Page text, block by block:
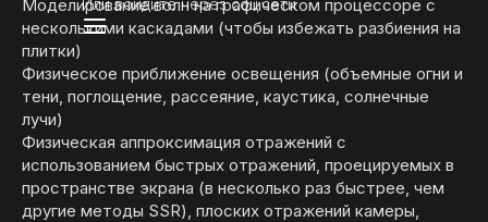
Моделирование волн на графическом процессоре с
несколькими каскадами (чтобы избежать разбиения на
плитки)
Физическое приближение освещения (объемные огни и
тени, поглощение, рассеяние, каустика, солнечные
лучи)
Физическая аппроксимация отражений с
использованием быстрых отражений, проецируемых в
пространстве экрана (в несколько раз быстрее, чем
другие методы SSR), плоских отражений камеры,